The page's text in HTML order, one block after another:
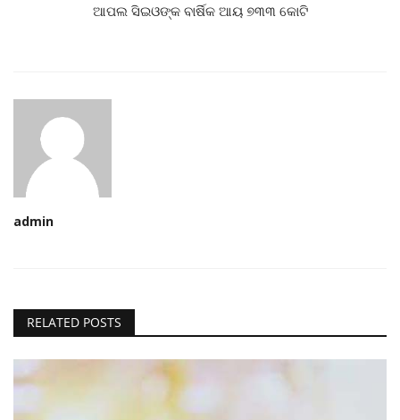
ଆପଲ ସିଇଓଙ୍କ ବାର୍ଷିକ ଆୟ ୭୩୩ କୋଟି
admin
RELATED POSTS